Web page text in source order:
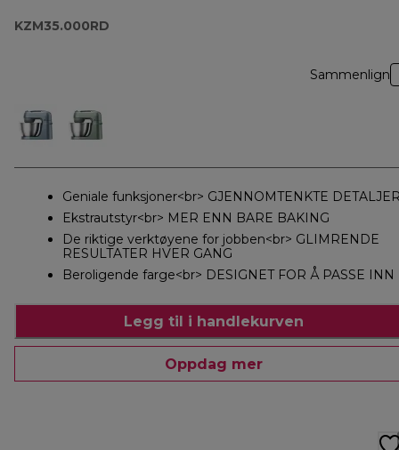
KZM35.000RD
Sammenlign
Geniale funksjoner<br> GJENNOMTENKTE
Ekstrautstyr<br> MER ENN BARE BAKING
De riktige verktøyene for jobben<br> GLIMRENDE
RESULTATER HVER GANG
Beroligende farge<br> DESIGNET FOR Å PASSE INN
Legg til i handlekurven
Oppdag mer